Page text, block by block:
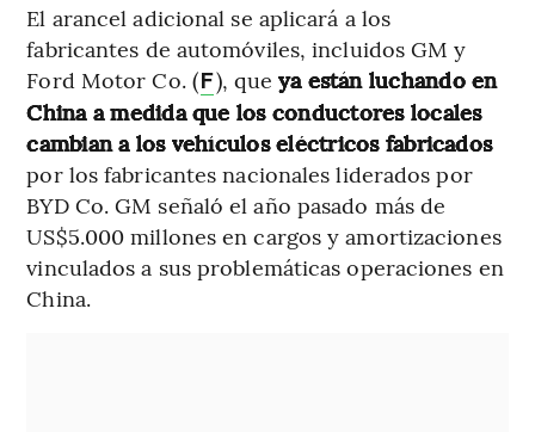
El arancel adicional se aplicará a los
fabricantes de automóviles, incluidos GM y
Ford Motor Co. (F), que ya están luchando en
China a medida que los conductores locales
cambian a los vehículos eléctricos fabricados
por los fabricantes nacionales liderados por
BYD Co. GM señaló el año pasado más de
US$5.000 millones en cargos y amortizaciones
vinculados a sus problemáticas operaciones en
China.